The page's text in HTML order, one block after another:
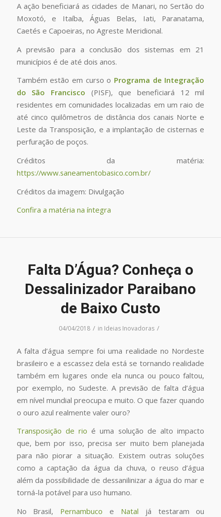
A ação beneficiará as cidades de Manari, no Sertão do
Moxotó, e Itaíba, Águas Belas, Iati, Paranatama,
Caetés e Capoeiras, no Agreste Meridional.
A previsão para a conclusão dos sistemas em 21
municípios é de até dois anos.
Também estão em curso o Programa de Integração
do São Francisco (PISF), que beneficiará 12 mil
residentes em comunidades localizadas em um raio de
até cinco quilômetros de distância dos canais Norte e
Leste da Transposição, e a implantação de cisternas e
perfuração de poços.
Créditos da matéria:
https://www.saneamentobasico.com.br/
Créditos da imagem: Divulgação
Confira a matéria na íntegra
Falta D’Água? Conheça o
Dessalinizador Paraibano
de Baixo Custo
04/04/2018 / in Ideias Inovadoras /
A falta d’água sempre foi uma realidade no Nordeste
brasileiro e a escassez dela está se tornando realidade
também em lugares onde ela nunca ou pouco faltou,
por exemplo, no Sudeste. A previsão de falta d’água
em nível mundial preocupa e muito. O que fazer quando
o ouro azul realmente valer ouro?
Transposição de rio é uma solução de alto impacto
que, bem por isso, precisa ser muito bem planejada
para não piorar a situação. Existem outras soluções
como a captação da água da chuva, o reuso d’água
além da possibilidade de dessanilinizar a água do mar e
torná-la potável para uso humano.
No Brasil, Pernambuco e Natal já testaram ou